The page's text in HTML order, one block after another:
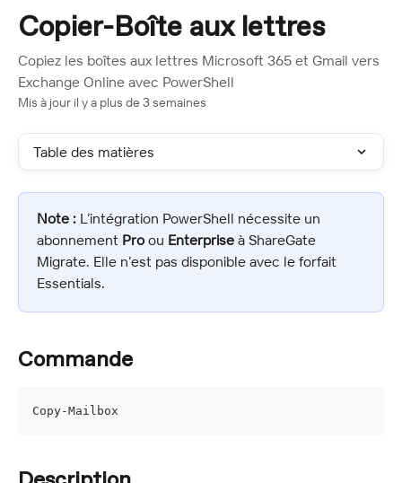
Copier-Boîte aux lettres
Copiez les boîtes aux lettres Microsoft 365 et Gmail vers
Exchange Online avec PowerShell
Mis à jour il y a plus de 3 semaines
Table des matières
Note : L’intégration PowerShell nécessite un
abonnement Pro ou Enterprise à ShareGate
Migrate. Elle n’est pas disponible avec le forfait
Essentials.
Commande
Copy-Mailbox